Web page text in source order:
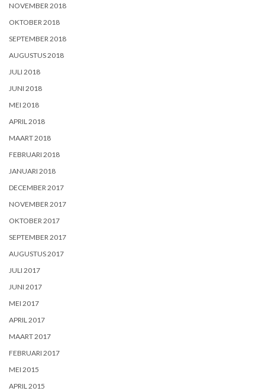
NOVEMBER 2018
OKTOBER 2018
SEPTEMBER 2018
AUGUSTUS 2018
JULI 2018
JUNI 2018
MEI 2018
APRIL 2018
MAART 2018
FEBRUARI 2018
JANUARI 2018
DECEMBER 2017
NOVEMBER 2017
OKTOBER 2017
SEPTEMBER 2017
AUGUSTUS 2017
JULI 2017
JUNI 2017
MEI 2017
APRIL 2017
MAART 2017
FEBRUARI 2017
MEI 2015
APRIL 2015